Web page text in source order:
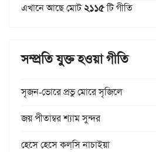
এখানে আছে মোট২১১৫টি গীতি
সম্প্রতি যুক্ত হওয়া গীতি
সৃজন-ভোরে প্রভু মোরে সৃজিলে
জয় পীতাম্বর শ্যাম সুন্দর
হেসে হেসে কল্‌সি নাচাইয়া